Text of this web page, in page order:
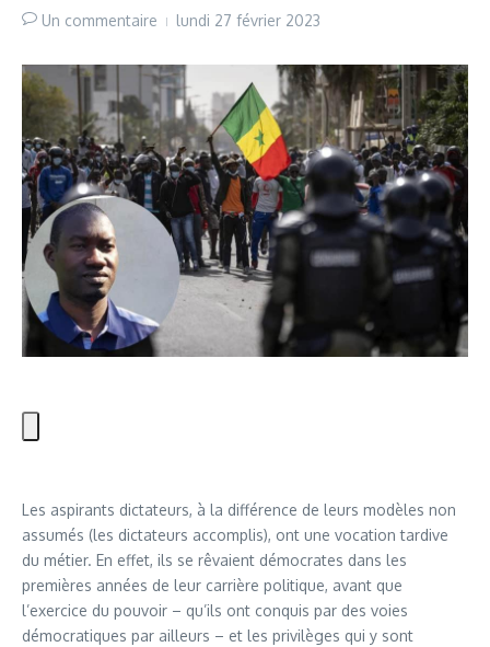
Un commentaire lundi 27 février 2023
Les aspirants dictateurs, à la différence de leurs modèles non
assumés (les dictateurs accomplis), ont une vocation tardive
du métier. En effet, ils se rêvaient démocrates dans les
premières années de leur carrière politique, avant que
l’exercice du pouvoir – qu’ils ont conquis par des voies
démocratiques par ailleurs – et les privilèges qui y sont